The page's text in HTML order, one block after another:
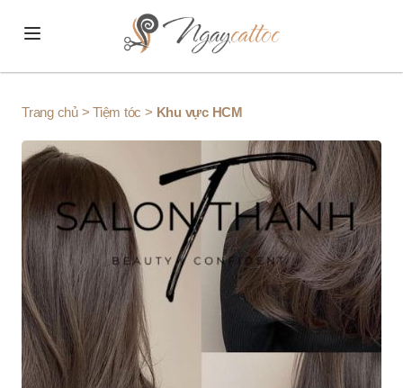
Trang chủ>Tiệm tóc > Khu vực HCM